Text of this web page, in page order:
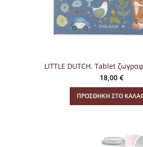
LITTLE DUTCH. Tablet
18,00 €
ΠΡΟΣΘΉΚΗ ΣΤΟ